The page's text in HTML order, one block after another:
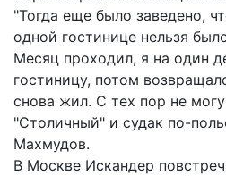
"Тогда еще было заведено,
одной гостинице нельзя
Месяц проходил, я на один
гостиницу, потом
снова жил. С тех пор не
"Столичный" и судак по-
Махмудов.
В Москве Искандер